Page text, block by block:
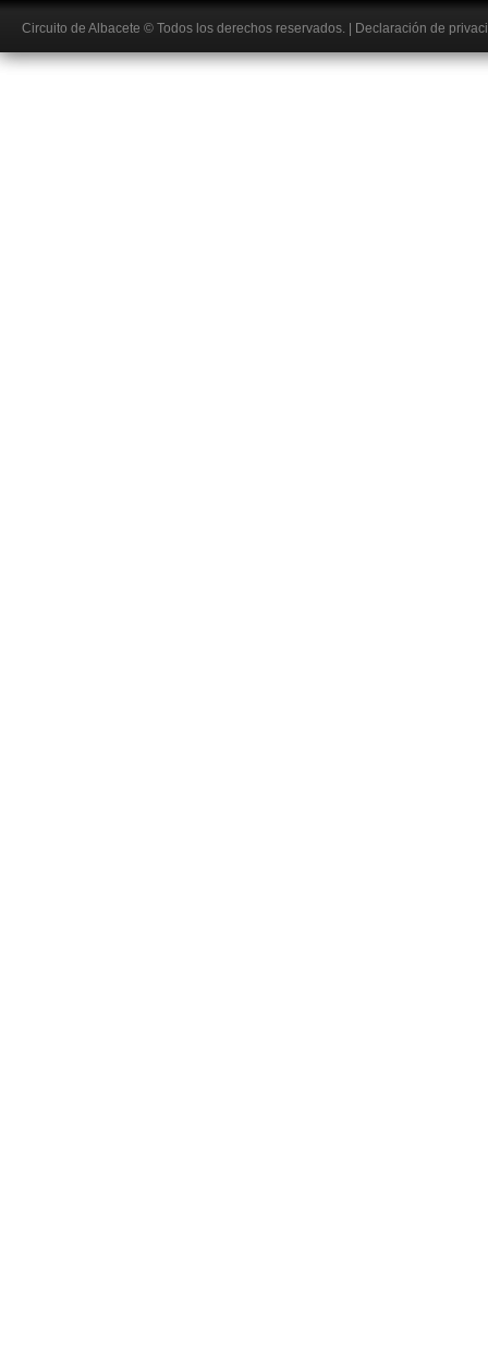
Circuito de Albacete © Todos los derechos reservados. Declaración de